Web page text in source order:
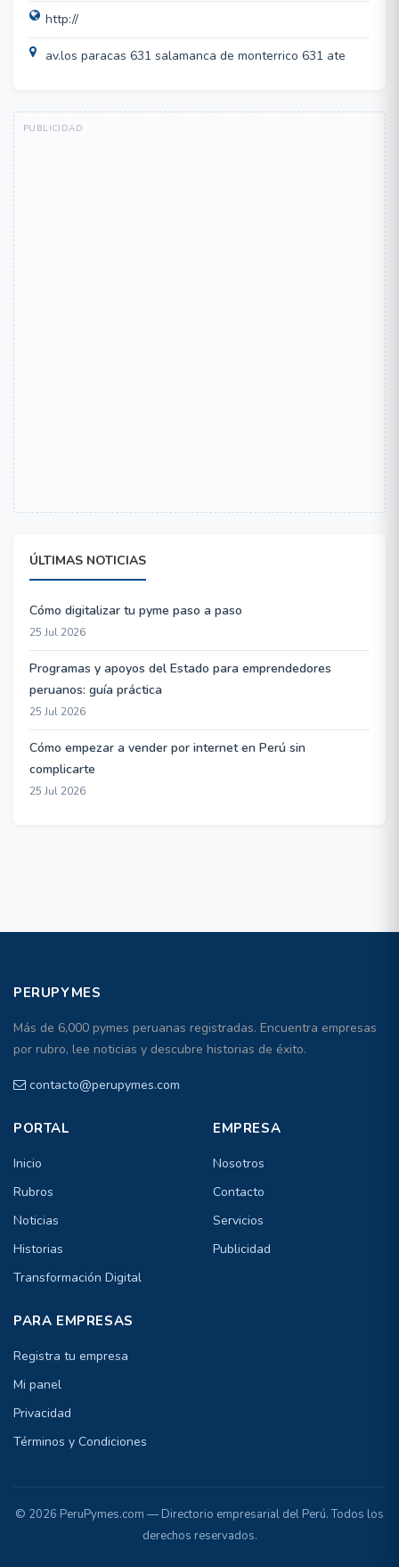
http://
av.los paracas 631 salamanca de monterrico 631 ate
ÚLTIMAS NOTICIAS
Cómo digitalizar tu pyme paso a paso
25 Jul 2026
Programas y apoyos del Estado para emprendedores
peruanos: guía práctica
25 Jul 2026
Cómo empezar a vender por internet en Perú sin
complicarte
25 Jul 2026
PERUPYMES
Más de 6,000 pymes peruanas registradas. Encuentra empresas
por rubro, lee noticias y descubre historias de éxito.
contacto@perupymes.com
PORTAL
Inicio
Rubros
Noticias
Historias
Transformación Digital
EMPRESA
Nosotros
Contacto
Servicios
Publicidad
PARA EMPRESAS
Registra tu empresa
Mi panel
Privacidad
Términos y Condiciones
© 2026 PeruPymes.com — Directorio empresarial del Perú. Todos los
derechos reservados.